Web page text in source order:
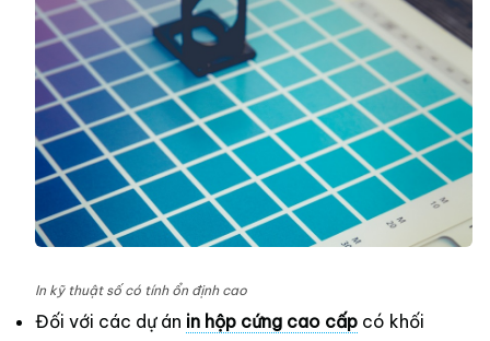
In kỹ thuật số có tính ổn định cao
Đối với các dự án in hộp cứng cao cấp có khối